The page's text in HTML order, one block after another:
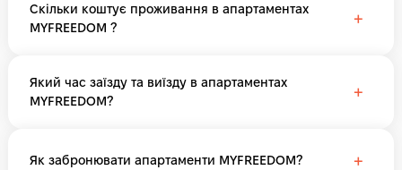
Скільки коштує проживання в апартаментах
MYFREEDOM ?
+
Який час заїзду та виїзду в апартаментах
MYFREEDOM?
+
Як забронювати апартаменти MYFREEDOM? +